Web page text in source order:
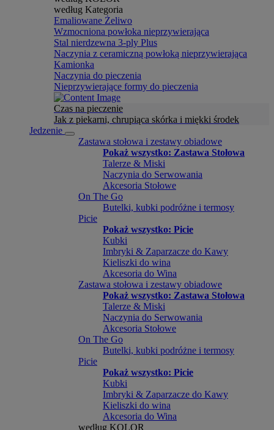
według Kategoria
Emaliowane Żeliwo
Wzmocniona powłoka nieprzywierająca
Stal nierdzewna 3-ply Plus
Naczynia z ceramiczną powłoką nieprzywierająca
Kamionka
Naczynia do pieczenia
Nieprzywierające formy do pieczenia
Czas na pieczenie
Jak z piekarni, chrupiąca skórka i miękki środek
Jedzenie
Zastawa stołowa i zestawy obiadowe
Pokaż wszystko: Zastawa Stołowa
Talerze & Miski
Naczynia do Serwowania
Akcesoria Stołowe
On The Go
Butelki, kubki podróżne i termosy
Picie
Pokaż wszystko: Picie
Kubki
Imbryki & Zaparzacze do Kawy
Kieliszki do wina
Akcesoria do Wina
Zastawa stołowa i zestawy obiadowe
Pokaż wszystko: Zastawa Stołowa
Talerze & Miski
Naczynia do Serwowania
Akcesoria Stołowe
On The Go
Butelki, kubki podróżne i termosy
Picie
Pokaż wszystko: Picie
Kubki
Imbryki & Zaparzacze do Kawy
Kieliszki do wina
Akcesoria do Wina
według KOLOR